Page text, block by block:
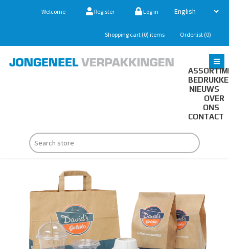
Welcome Register Log in
Shopping cart (0) items Orderlist (0)
NIEUWS
OVER
ONS
CONTACT